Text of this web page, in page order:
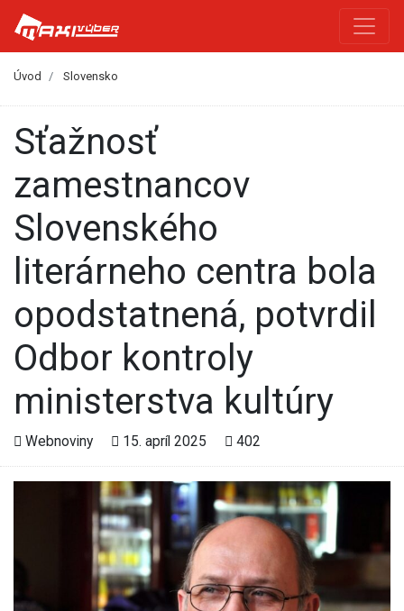
Úvod Slovensko
Sťažnosť
zamestnancov
Slovenského
literárneho centra bola
opodstatnená, potvrdil
Odbor kontroly
ministerstva kultúry
Webnoviny 15. apríl 2025 402